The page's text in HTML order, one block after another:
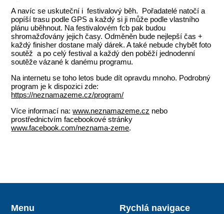
A navíc se uskuteční i festivalový běh. Pořadatelé natočí a
popíší trasu podle GPS a každý si ji může podle vlastního
plánu uběhnout. Na festivalovém fcb pak budou
shromažďovány jejich časy. Odměněn bude nejlepší čas +
každý finisher dostane malý dárek. A také nebude chybět foto
soutěž a po celý festival a každý den poběží jednodenní
soutěže vázané k danému programu.
Na internetu se toho letos bude dít opravdu mnoho. Podrobný
program je k dispozici zde:
https://neznamazeme.cz/program/
Více informací na:www.neznamazeme.cz nebo
prostřednictvím facebookové stránky
www.facebook.com/neznama-zeme.
Menu Rychlá navigace